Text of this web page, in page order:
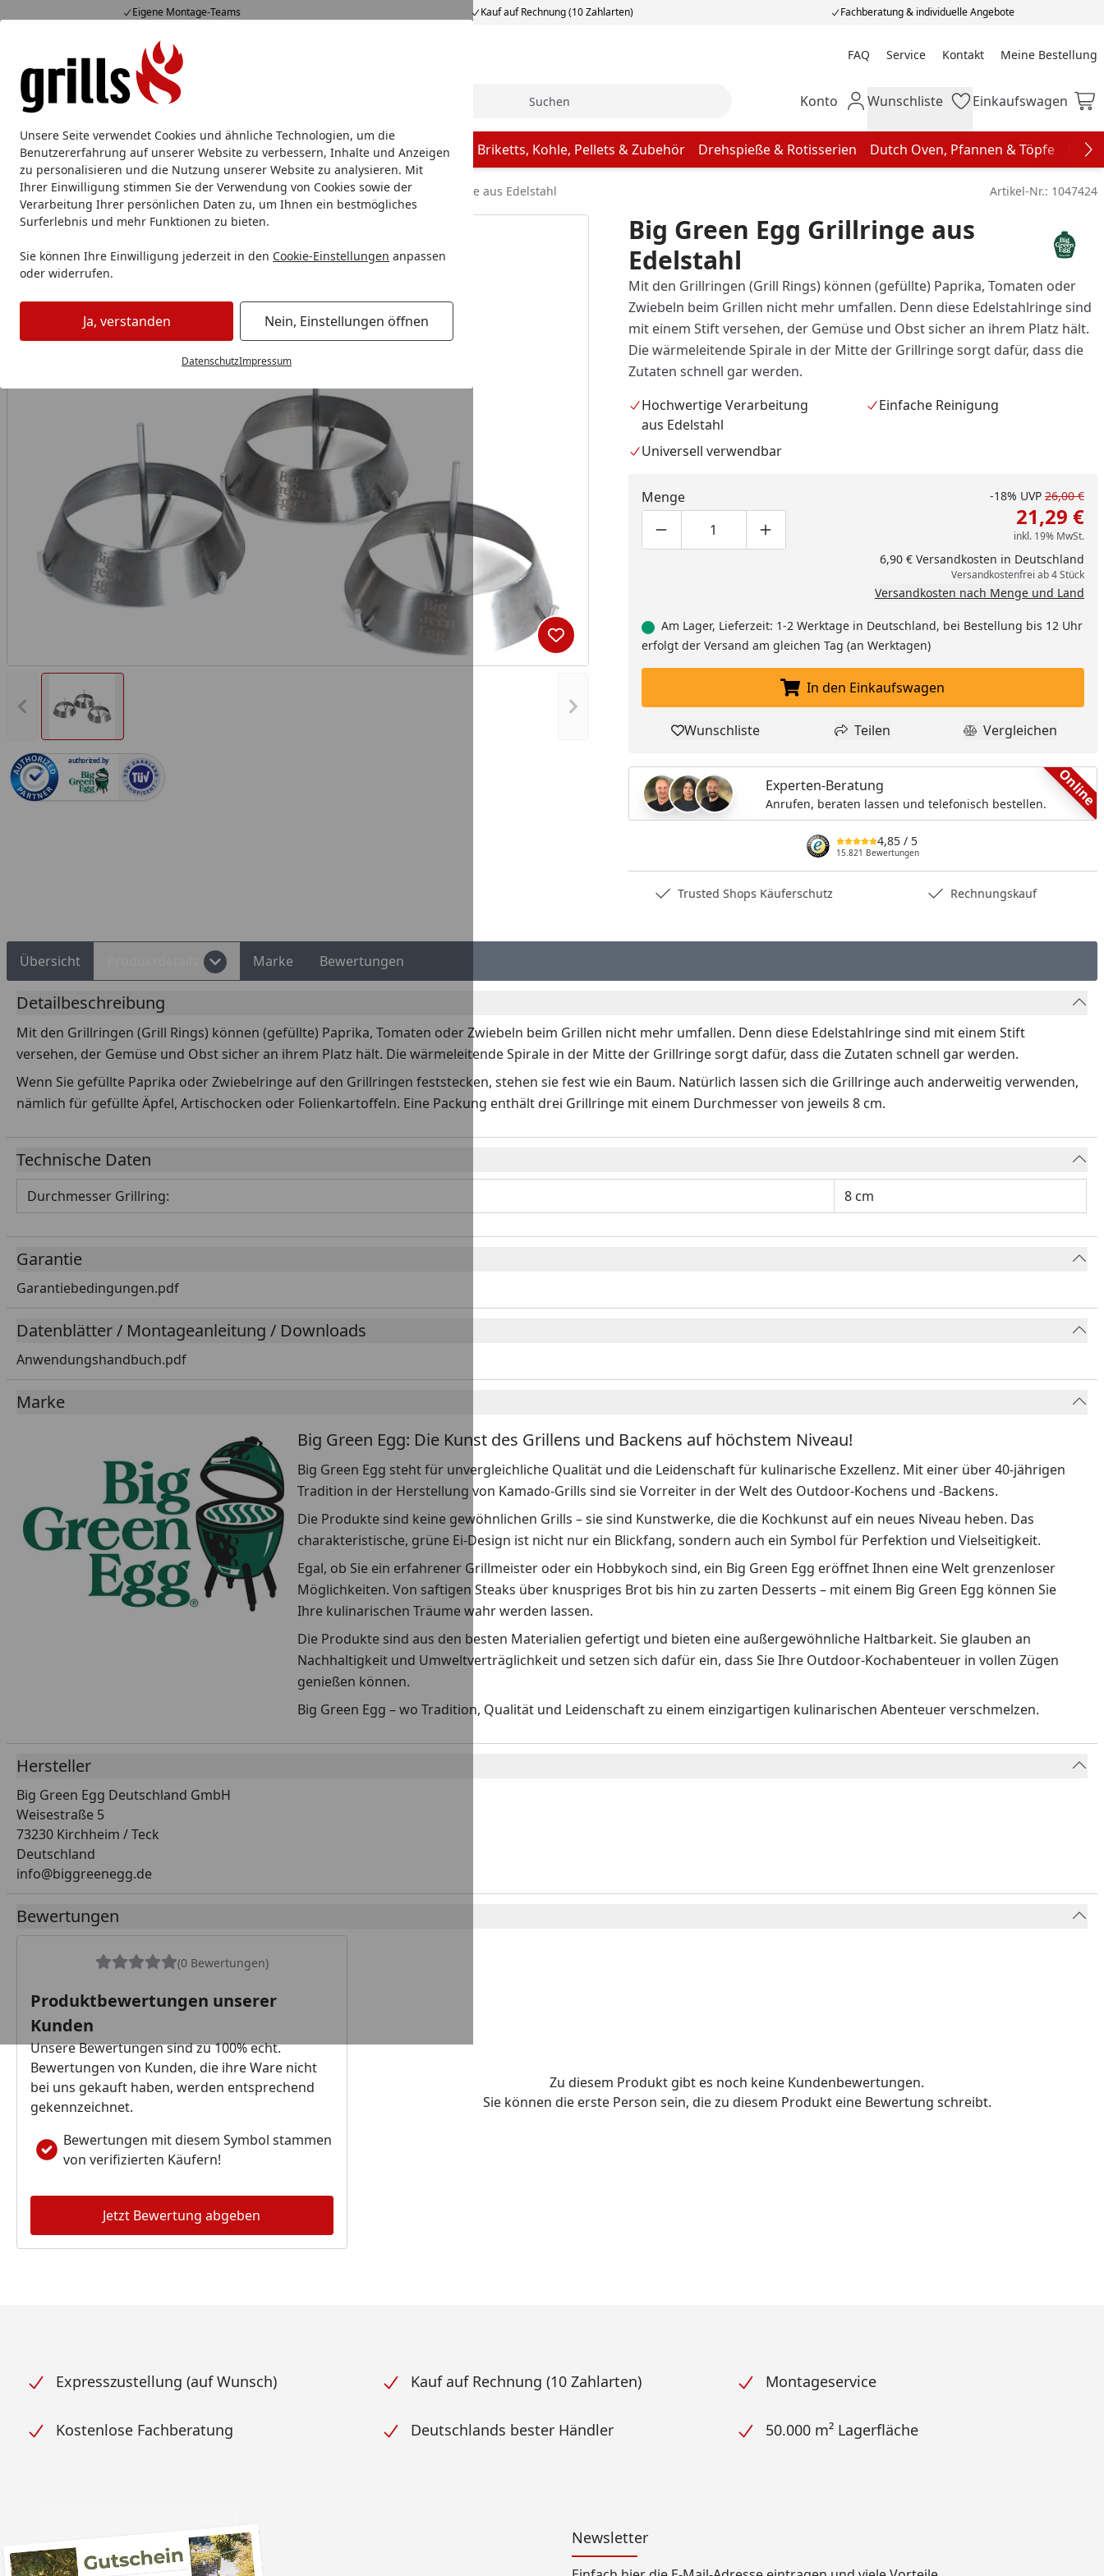
Unsere Seite verwendet Cookies und ähnliche Technologien, um die
Benutzererfahrung auf unserer Website zu verbessern, Inhalte und Anzeigen
zu personalisieren und die Nutzung unserer Website zu analysieren. Mit
Ihrer Einwilligung stimmen Sie der Verwendung von Cookies sowie der
Verarbeitung Ihrer persönlichen Daten zu, um Ihnen ein bestmögliches
Surferlebnis und mehr Funktionen zu bieten.
Sie können Ihre Einwilligung jederzeit in den Cookie-Einstellungen anpassen
oder widerrufen.
Ja, verstanden Nein, Einstellungen öffnen
DatenschutzImpressum
Eigene Montage-Teams Kauf auf Rechnung (10 Zahlarten) Fachberatung & individuelle Angebote
Mo-Fr. 8-16 Uhr 15.821 Bewertungen FAQ Service Kontakt Meine Bestellung
Meine Bestellung
Alle Produkte
Alle ProdukteMarken Mein Konto
Konto Wunschliste
Wunschliste Einkaufswagen
Einkaufswagen
Grillzubehör Aluschale Burgerpresse & Zubehör Butcher Paper Briketts, Kohle, Pellets & Zubehör Drehspieße & Rotisserien Dutch Oven, Pfannen & Töpfe
Startseite
Grillzubehör Grillkörbe, Rippchen- & Geflügelhalter Big Green Egg Grillringe aus Edelstahl Artikel-Nr.: 1047424
Vorheriges Bild anzeigen Nächstes Bild anzeigen
Produkt zur Wunschliste hinzufügen
authorized.by
Big Green Egg Grillringe aus
Edelstahl
Mit den Grillringen (Grill Rings) können (gefüllte) Paprika, Tomaten oder
Zwiebeln beim Grillen nicht mehr umfallen. Denn diese Edelstahlringe sind
mit einem Stift versehen, der Gemüse und Obst sicher an ihrem Platz hält.
Die wärmeleitende Spirale in der Mitte der Grillringe sorgt dafür, dass die
Zutaten schnell gar werden.
Hochwertige Verarbeitung
aus Edelstahl
Einfache Reinigung
Universell verwendbar
Menge
Produktmenge um eins verringern
Produktmenge manuell eingeben
Produktmenge um eins erhöhen
-18% UVP 26,00 €
21,29 €
inkl. 19% MwSt.
6,90 € Versandkosten in Deutschland
Versandkostenfrei ab 4 Stück
Versandkosten nach Menge und Land
Am Lager, Lieferzeit: 1-2 Werktage in Deutschland, bei Bestellung bis 12 Uhr
erfolgt der Versand am gleichen Tag (an Werktagen)
In den Einkaufswagen legen
In den Einkaufswagen
Produkt zur Wunschliste hinzufügen
Wunschliste Teilen
Teilen Produkt
Vergleichen
Online
Experten-Beratung
Anrufen, beraten lassen und telefonisch bestellen.
4,85 / 5
15.821 Bewertungen
Trusted Shops Käuferschutz Rechnungskauf
Übersicht Marke Bewertungen
Detailbeschreibung
Mit den Grillringen (Grill Rings) können (gefüllte) Paprika, Tomaten oder Zwiebeln beim Grillen nicht mehr umfallen. Denn diese Edelstahlringe sind mit einem Stift
versehen, der Gemüse und Obst sicher an ihrem Platz hält. Die wärmeleitende Spirale in der Mitte der Grillringe sorgt dafür, dass die Zutaten schnell gar werden.
Wenn Sie gefüllte Paprika oder Zwiebelringe auf den Grillringen feststecken, stehen sie fest wie ein Baum. Natürlich lassen sich die Grillringe auch anderweitig verwenden,
nämlich für gefüllte Äpfel, Artischocken oder Folienkartoffeln. Eine Packung enthält drei Grillringe mit einem Durchmesser von jeweils 8 cm.
Technische Daten
Durchmesser Grillring: 8 cm
Garantie
Garantiebedingungen.pdf
Datenblätter / Montageanleitung / Downloads
Anwendungshandbuch.pdf
Marke
Big Green Egg: Die Kunst des Grillens und Backens auf höchstem Niveau!
Big Green Egg steht für unvergleichliche Qualität und die Leidenschaft für kulinarische Exzellenz. Mit einer über 40-jährigen
Tradition in der Herstellung von Kamado-Grills sind sie Vorreiter in der Welt des Outdoor-Kochens und -Backens.
Die Produkte sind keine gewöhnlichen Grills – sie sind Kunstwerke, die die Kochkunst auf ein neues Niveau heben. Das
charakteristische, grüne Ei-Design ist nicht nur ein Blickfang, sondern auch ein Symbol für Perfektion und Vielseitigkeit.
Egal, ob Sie ein erfahrener Grillmeister oder ein Hobbykoch sind, ein Big Green Egg eröffnet Ihnen eine Welt grenzenloser
Möglichkeiten. Von saftigen Steaks über knuspriges Brot bis hin zu zarten Desserts – mit einem Big Green Egg können Sie
Ihre kulinarischen Träume wahr werden lassen.
Die Produkte sind aus den besten Materialien gefertigt und bieten eine außergewöhnliche Haltbarkeit. Sie glauben an
Nachhaltigkeit und Umweltverträglichkeit und setzen sich dafür ein, dass Sie Ihre Outdoor-Kochabenteuer in vollen Zügen
genießen können.
Big Green Egg – wo Tradition, Qualität und Leidenschaft zu einem einzigartigen kulinarischen Abenteuer verschmelzen.
Hersteller
Big Green Egg Deutschland GmbH
Weisestraße 5
73230 Kirchheim / Teck
Deutschland
info@biggreenegg.de
Bewertungen
(0 Bewertungen)
Produktbewertungen unserer
Kunden
Unsere Bewertungen sind zu 100% echt.
Bewertungen von Kunden, die ihre Ware nicht
bei uns gekauft haben, werden entsprechend
gekennzeichnet.
Bewertungen mit diesem Symbol stammen
von verifizierten Käufern!
Jetzt Bewertung abgeben
Zu diesem Produkt gibt es noch keine Kundenbewertungen.
Sie können die erste Person sein, die zu diesem Produkt eine Bewertung schreibt.
Expresszustellung (auf Wunsch) Kauf auf Rechnung (10 Zahlarten) Montageservice
Kostenlose Fachberatung Deutschlands bester Händler 50.000 m² Lagerfläche
Newsletter